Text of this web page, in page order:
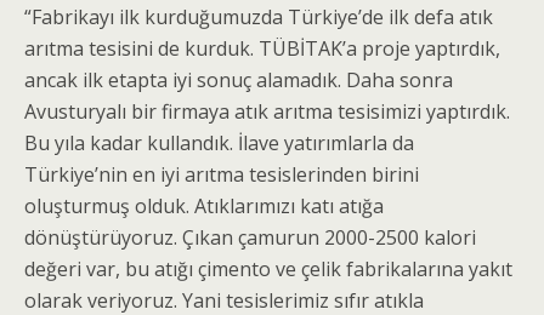
“Fabrikayı ilk kurduğumuzda Türkiye’de ilk defa atık
arıtma tesisini de kurduk. TÜBİTAK’a proje yaptırdık,
ancak ilk etapta iyi sonuç alamadık. Daha sonra
Avusturyalı bir firmaya atık arıtma tesisimizi yaptırdık.
Bu yıla kadar kullandık. İlave yatırımlarla da
Türkiye’nin en iyi arıtma tesislerinden birini
oluşturmuş olduk. Atıklarımızı katı atığa
dönüştürüyoruz. Çıkan çamurun 2000-2500 kalori
değeri var, bu atığı çimento ve çelik fabrikalarına yakıt
olarak veriyoruz. Yani tesislerimiz sıfır atıkla